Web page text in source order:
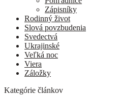
Zápisníky
Rodinný život
Slová povzbudenia
Svedectvá
Ukrajinské
Veľká noc
Viera
Záložky
Kategórie článkov